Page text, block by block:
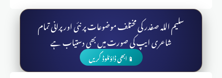
سلیم اللہ صفدر کی مختلف موضوعات پر نئی اور پرانی تمام
شاعری ایپ کی صورت میں بھی دستیاب ہے
📱 ابھی ڈاؤنلوڈ کریں